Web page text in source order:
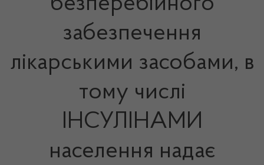
забезпечення
лікарськими засобами, в
тому числі
ІНСУЛІНАМИ
населення надає